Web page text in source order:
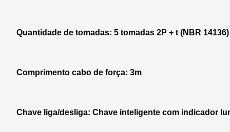
Quantidade de tomadas: 5 tomadas 2P + t (NBR
Comprimento cabo de força: 3m
Chave liga/desliga: Chave inteligente com indicador